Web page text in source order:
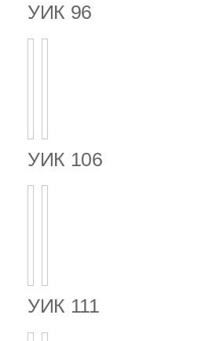
УИК 96
УИК 106
УИК 111